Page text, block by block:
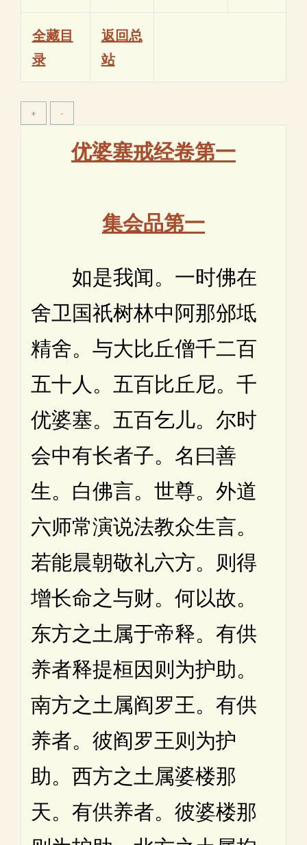
全藏目
录
返回总
站
优婆塞戒经卷第一
集会品第一
如是我闻。一时佛在
舍卫国祇树林中阿那邠坻
精舍。与大比丘僧千二百
五十人。五百比丘尼。千
优婆塞。五百乞儿。尔时
会中有长者子。名曰善
生。白佛言。世尊。外道
六师常演说法教众生言。
若能晨朝敬礼六方。则得
增长命之与财。何以故。
东方之土属于帝释。有供
养者释提桓因则为护助。
南方之土属阎罗王。有供
养者。彼阎罗王则为护
助。西方之土属婆楼那
天。有供养者。彼婆楼那